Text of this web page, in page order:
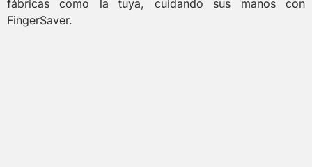
fábricas como la tuya, cuidando sus manos con
FingerSaver.